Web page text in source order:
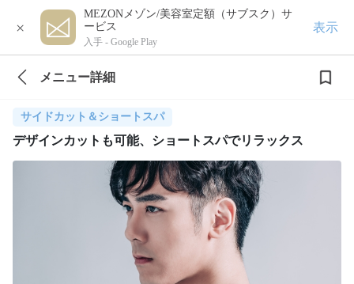
×
MEZONメゾン/美容室定額（サブスク）サ
ービス
入手 - Google Play
表示
メニュー詳細
サイドカット＆ショートスパ
デザインカットも可能、ショートスパでリラックス